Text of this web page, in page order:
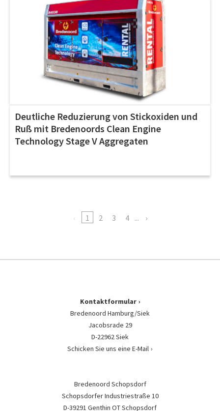
Deutliche Reduzierung von Stickoxiden und
Ruß mit Bredenoords Clean Engine
Technology Stage V Aggregaten
1 2 3 4 ...
Kontaktformular
Bredenoord Hamburg/Siek
Jacobsrade 29
D-22962 Siek
Schicken Sie uns eine E-Mail
Bredenoord Schopsdorf
Schopsdorfer Industriestraße 10
D-39291 Genthin OT Schopsdorf